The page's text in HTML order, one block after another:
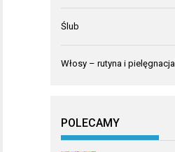
Ślub
Włosy – rutyna i pielęgnacja
POLECAMY